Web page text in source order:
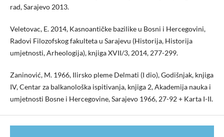
rad, Sarajevo 2013.
Veletovac, E. 2014, Kasnoantičke bazilike u Bosni i Hercegovini,
Radovi Filozofskog fakulteta u Sarajevu (Historija, Historija
umjetnosti, Arheologija), knjiga XVII/3, 2014, 277-299.
Zaninović, M. 1966, Ilirsko pleme Delmati (I dio), Godišnjak, knjiga
IV, Centar za balkanološka ispitivanja, knjiga 2, Akademija nauka i
umjetnosti Bosne i Hercegovine, Sarajevo 1966, 27-92 + Karta I-II.